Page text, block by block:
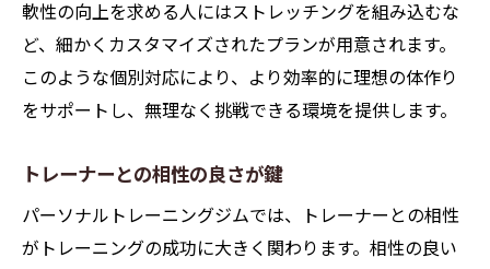
軟性の向上を求める人にはストレッチングを組み込むな
ど、細かくカスタマイズされたプランが用意されます。
このような個別対応により、より効率的に理想の体作り
をサポートし、無理なく挑戦できる環境を提供します。
トレーナーとの相性の良さが鍵
パーソナルトレーニングジムでは、トレーナーとの相性
がトレーニングの成功に大きく関わります。相性の良い